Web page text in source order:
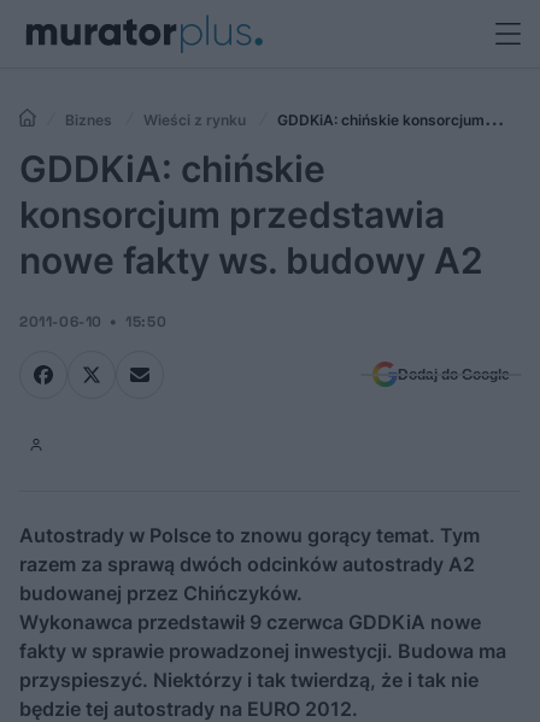
Biznes Wieści z rynku
GDDKiA: chińskie konsorcjum
przedstawia nowe fakty ws. budowy A2
GDDKiA: chińskie
konsorcjum przedstawia
nowe fakty ws. budowy A2
2011-06-10 15:50
Dodaj do Google
Autostrady w Polsce to znowu gorący temat. Tym
razem za sprawą dwóch odcinków autostrady A2
budowanej przez Chińczyków.
Wykonawca przedstawił 9 czerwca GDDKiA nowe
fakty w sprawie prowadzonej inwestycji. Budowa ma
przyspieszyć. Niektórzy i tak twierdzą, że i tak nie
będzie tej autostrady na EURO 2012.